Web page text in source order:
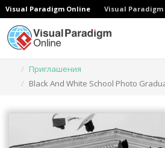
Visual Paradigm Online Visual Paradigm
Приглашения
Black And White School Photo